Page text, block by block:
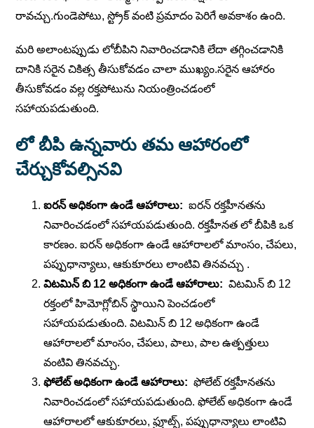
రావచ్చు.గుండెపోటు, స్ట్రోక్ వంటి ప్రమాదం పెరిగే అవకాశం ఉంది.
మరి అలాంటప్పుడు లోబీపిని నివారించడానికి లేదా తగ్గించడానికి
దానికి సరైన చికిత్స తీసుకోవడం చాలా ముఖ్యం.సరైన ఆహారం
తీసుకోవడం వల్ల రక్తపోటును నియంత్రించడంలో
సహాయపడుతుంది.
లో బీపి ఉన్నవారు తమ ఆహారంలో
చేర్చుకోవల్సినవి
ఐరన్ అధికంగా ఉండే ఆహారాలు: ఐరన్ రక్తహీనతను
నివారించడంలో సహాయపడుతుంది. రక్తహీనత లో బీపికి ఒక
కారణం. ఐరన్ అధికంగా ఉండే ఆహారాలలో మాంసం, చేపలు,
పప్పుధాన్యాలు, ఆకుకూరలు లాంటివి తినవచ్చు .
విటమిన్ బి 12 అధికంగా ఉండే ఆహారాలు: విటమిన్ బి 12
రక్తంలో హిమోగ్లోబిన్ స్థాయిని పెంచడంలో
సహాయపడుతుంది. విటమిన్ బి 12 అధికంగా ఉండే
ఆహారాలలో మాంసం, చేపలు, పాలు, పాల ఉత్పత్తులు
వంటివి తినవచ్చు.
ఫోలేట్ అధికంగా ఉండే ఆహారాలు:ఫోలేట్ రక్తహీనతను
నివారించడంలో సహాయపడుతుంది. ఫోలేట్ అధికంగా ఉండే
ఆహారాలలో ఆకుకూరలు, ఫ్రూట్స్, పప్పుధాన్యాలు లాంటివి